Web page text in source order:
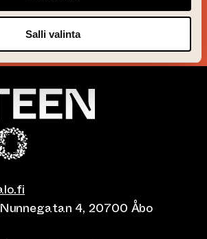
Salli valinta
4, 20700 Åbo